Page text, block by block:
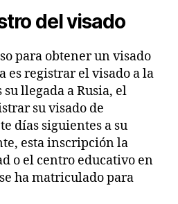
del visado
para obtener un visado
es registrar el visado a la
llegada a Rusia, el
su visado de
días siguientes a su
esta inscripción la
o el centro educativo en
ha matriculado para